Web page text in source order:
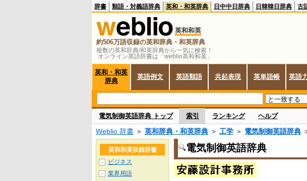
複数の英和辞典/和英辞典から一気に検索！
オンライン英語辞書は「weblio英和和英」
辞書 類語・対義語辞典 英和・和英辞典 日中中日辞典 日韓韓日辞典 古
英和和英
約506万語収録の英和辞典・和英辞典
英和・和英
辞典
英語例文 英語類語 共起表現 英単語帳 英語
電気制御英語辞典 トップ 索引 ランキング ヘルプ
Weblio 辞書 ＞ 英和辞典・和英辞典 ＞ 工学 ＞ 電気制御英語辞典
電気制御英語辞典
英和和英収録辞書
＋ ビジネス
＋ 業界用語